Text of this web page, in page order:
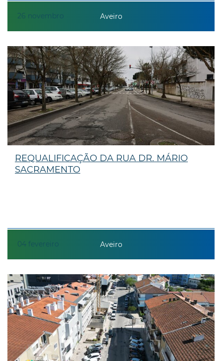
26 novembro Aveiro
04 fevereiro
REQUALIFICAÇÃO DA RUA DR. MÁRIO
SACRAMENTO
Aveiro